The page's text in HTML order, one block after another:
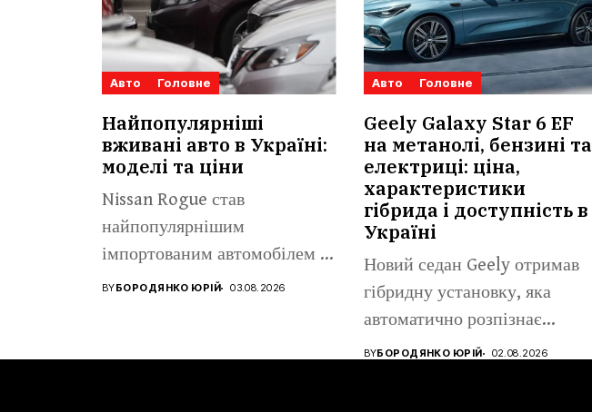
Авто Головне
Найпопулярніші
вживані авто в Україні:
моделі та ціни
Nissan Rogue став
найпопулярнішим
імпортованим автомобілем із
пробігом віком до п’яти
BYБОРОДЯНКО ЮРІЙ 03.08.2026
Авто Головне
Geely Galaxy Star 6 EF
на метанолі, бензині та
електриці: ціна,
характеристики
гібрида і доступність в
Україні
Новий седан Geely отримав
гібридну установку, яка
автоматично розпізнає
бензин, метанол та...
BYБОРОДЯНКО ЮРІЙ 02.08.2026